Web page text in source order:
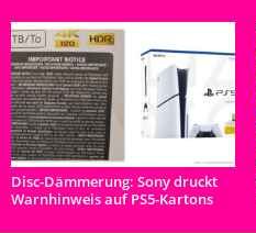
Disc-Dämmerung: Sony druckt
Warnhinweis auf PS5-Kartons